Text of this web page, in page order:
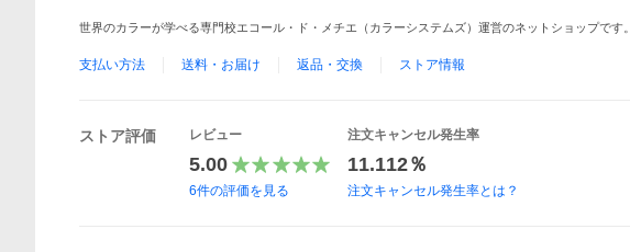
世界のカラーが学べる専門校エコール・ド・メチエ（カラーシステムズ）運営のネットショップです。
支払い方法 送料・お届け 返品・交換 ストア情報
ストア評価 レビュー
5.00
6件の評価を見る
注文キャンセル発生率
11.112％
注文キャンセル発生率とは？